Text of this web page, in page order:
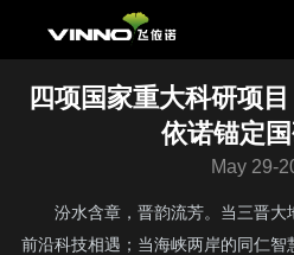
四项国家重大科研项
依诺锚定
May 29-
汾水含章，晋韵流芳。当三晋
前沿科技相遇；当海峡两岸的同仁